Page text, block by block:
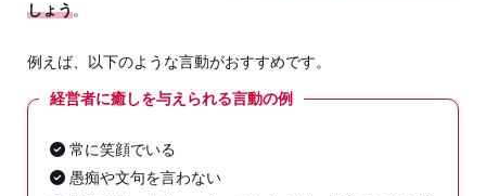
しょう。
例えば、以下のような言動がおすすめです。
経営者に癒しを与えられる言動の例
常に笑顔でいる
愚痴や文句を言わない